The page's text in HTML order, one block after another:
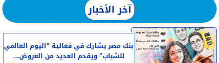
آخر الأخبار
بنك مصر يشارك في فعالية “اليوم العالمي
للشباب” ويقدم العديد من العروض...